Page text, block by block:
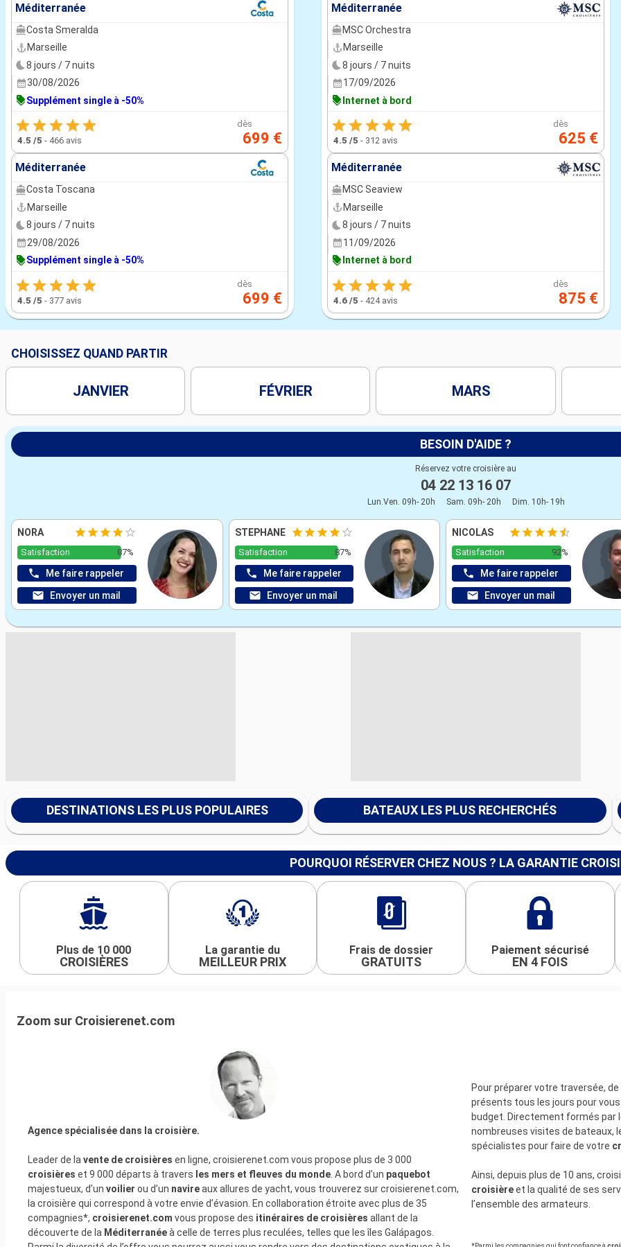
Méditerranée
Costa Smeralda
Marseille
8 jours / 7 nuits
30/08/2026
Supplément single à -50%
4.5 /5 - 466 avis
dès
699 €
Méditerranée
Costa Toscana
Marseille
8 jours / 7 nuits
29/08/2026
Supplément single à -50%
4.5 /5 - 377 avis
dès
699 €
Méditerranée
MSC Orchestra
Marseille
8 jours / 7 nuits
17/09/2026
Internet à bord
4.5 /5 - 312 avis
dès
625 €
Méditerranée
MSC Seaview
Marseille
8 jours / 7 nuits
11/09/2026
Internet à bord
4.6 /5 - 424 avis
dès
875 €
CHOISISSEZ QUAND PARTIR
JANVIER FÉVRIER MARS
BESOIN D'AIDE ?
Réservez votre croisière au
04 22 13 16 07
Lun.Ven. 09h- 20h Sam. 09h- 20h Dim. 10h- 19h
NORA
Satisfaction 87%
Me faire rappeler
Envoyer un mail
STEPHANE
Satisfaction 87%
Me faire rappeler
Envoyer un mail
NICOLAS
Satisfaction 92%
Me faire rappeler
Envoyer un mail
DESTINATIONS LES PLUS POPULAIRES BATEAUX LES PLUS RECHERCHÉS
POURQUOI RÉSERVER CHEZ NOUS ? LA GARANTIE
Plus de 10 000
CROISIÈRES
La garantie du
MEILLEUR PRIX
Frais de dossier
GRATUITS
Paiement sécurisé
EN 4 FOIS
Zoom sur Croisierenet.com
Agence spécialisée dans la croisière.
Leader de la vente de croisières en ligne, croisierenet.com vous propose plus de 3 000
croisières et 9 000 départs à travers les mers et fleuves du monde . A bord d’un paquebot
majestueux, d’un voilier ou d’un navireaux allures de yacht, vous trouverez sur croisierenet.com,
la croisière qui correspond à votre envie d’évasion. En collaboration étroite avec plus de 35
compagnies*, croisierenet.com vous propose des itinéraires de croisières allant de la
découverte de la Méditerranéeà celle de terres plus reculées, telles que les îles Galápagos.
Pour préparer votre traversée,
présents tous les jours pour
budget. Directement formés par
nombreuses visites de bateaux,
spécialistes pour faire de votre
Ainsi, depuis plus de 10 ans,
croisièreet la qualité de ses
l’ensemble des armateurs.